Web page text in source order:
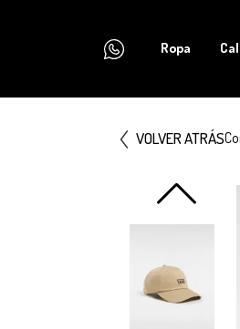
Ropa
VOLVER ATRÁS